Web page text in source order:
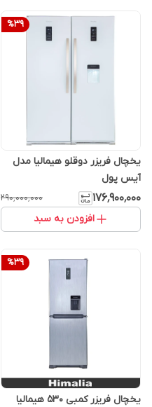
%39
یخچال فریزر دوقلو هیمالیا مدل
آیس پول
۱۷۶٬۹۰۰٬۰۰۰ ۲۹۰٬۰۰۰٬۰۰۰
افزودن به سبد
%39
یخچال فریزر کمبی 530 هیمالیا